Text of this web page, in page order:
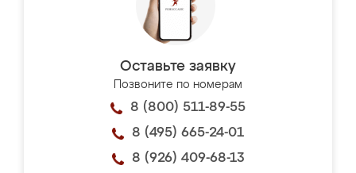
Оставьте заявку
Позвоните по номерам
8 (800) 511-89-55
8 (495) 665-24-01
8 (926) 409-68-13